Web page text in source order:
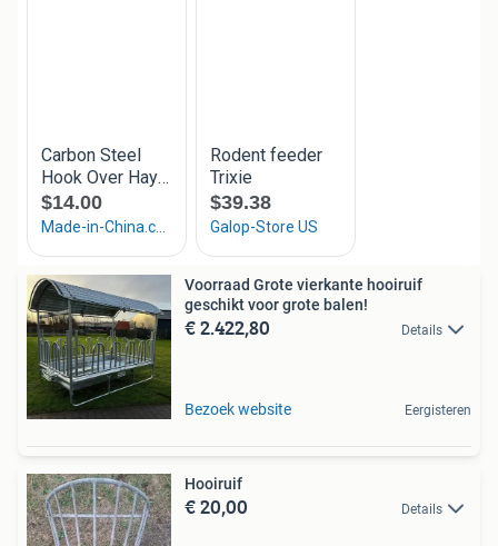
Voorraad Grote vierkante hooiruif
geschikt voor grote balen!
€ 2.422,80 Details
Bezoek website Eergisteren
Hooiruif
€ 20,00 Details